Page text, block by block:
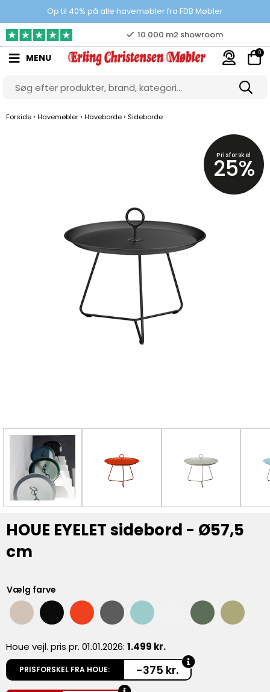
Op til 40% på alle havemøbler fra FDB Møbler
Prisgaranti
10.000 m2 showroom
Gratis & gode parkeringsforhold
MENU 0
Forside › Havemøbler › Haveborde › Sideborde
Prisforskel
25%
HOUE EYELET sidebord - Ø57,5
cm
Vælg farve
Houe vejl. pris pr. 01.01.2026: 1.499 kr.
PRISFORSKEL FRA HOUE: -375 kr.